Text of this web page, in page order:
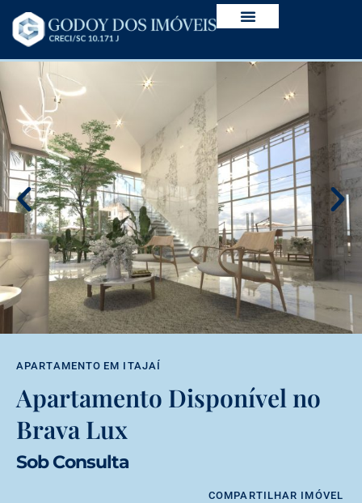
APARTAMENTO EM ITAJAÍ
Apartamento Disponível no
Brava Lux
Sob Consulta
COMPARTILHAR IMÓVEL